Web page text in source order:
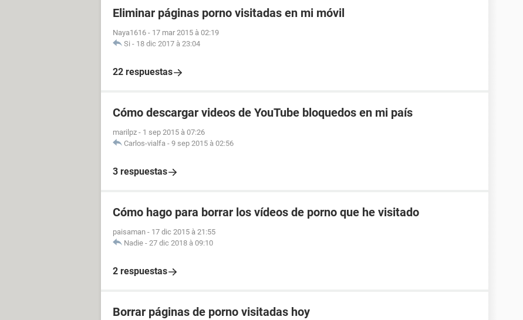
Eliminar páginas porno visitadas en mi móvil
Naya1616 - 17 mar 2015 à 02:19
Si - 18 dic 2017 à 23:04
22 respuestas
Cómo descargar videos de YouTube bloquedos en mi país
marilpz - 1 sep 2015 à 07:26
Carlos-vialfa - 9 sep 2015 à 02:56
3 respuestas
Cómo hago para borrar los vídeos de porno que he visitado
paisaman - 17 dic 2015 à 21:55
Nadie - 27 dic 2018 à 09:10
2 respuestas
Borrar páginas de porno visitadas hoy